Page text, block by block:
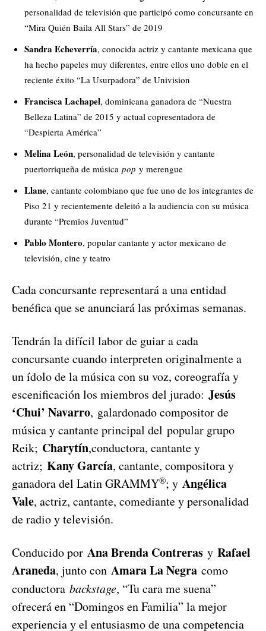
personalidad de televisión que participó como concursante en
“Mira Quién Baila All Stars” de 2019
Sandra Echeverría, conocida actriz y cantante mexicana que
ha hecho papeles muy diferentes, entre ellos uno doble en el
reciente éxito “La Usurpadora” de Univision
Francisca Lachapel, dominicana ganadora de “Nuestra
Belleza Latina” de 2015 y actual copresentadora de
“Despierta América”
Melina León, personalidad de televisión y cantante
puertorriqueña de música pop y merengue
Llane, cantante colombiano que fue uno de los integrantes de
Piso 21 y recientemente deleitó a la audiencia con su música
durante “Premios Juventud”
Pablo Montero, popular cantante y actor mexicano de
televisión, cine y teatro
Cada concursante representará a una entidad
benéfica que se anunciará las próximas semanas.
Tendrán la difícil labor de guiar a cada
concursante cuando interpreten originalmente a
un ídolo de la música con su voz, coreografía y
escenificación los miembros del jurado: Jesús
‘Chui’ Navarro, galardonado compositor de
música y cantante principal del popular grupo
Reik; Charytín,conductora, cantante y
actriz; Kany García, cantante, compositora y
ganadora del Latin GRAMMY®; y Angélica
Vale, actriz, cantante, comediante y personalidad
de radio y televisión.
Conducido por Ana Brenda Contreras y Rafael
Araneda, junto con Amara La Negra como
conductora backstage, “Tu cara me suena”
ofrecerá en “Domingos en Familia” la mejor
experiencia y el entusiasmo de una competencia